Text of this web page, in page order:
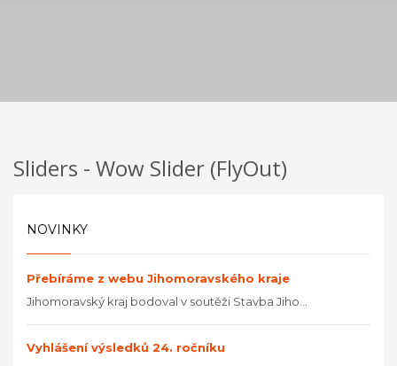
Sliders - Wow Slider (FlyOut)
NOVINKY
Přebíráme z webu Jihomoravského kraje
Jihomoravský kraj bodoval v soutěži Stavba Jiho...
Vyhlášení výsledků 24. ročníku